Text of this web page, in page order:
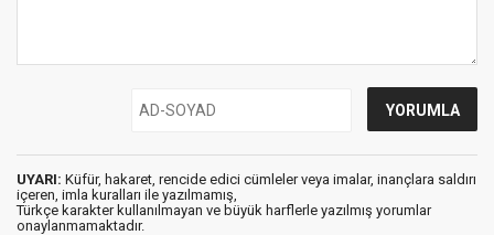
UYARI: Küfür, hakaret, rencide edici cümleler veya imalar, inançlara saldırı
içeren, imla kuralları ile yazılmamış,
Türkçe karakter kullanılmayan ve büyük harflerle yazılmış yorumlar
onaylanmamaktadır.